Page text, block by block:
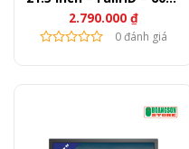
– 250nits
2.790.000 ₫
0 đánh giá